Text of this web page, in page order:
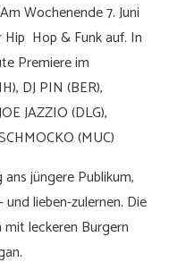
Wochenende 7. Juni
Hip Hop & Funk auf. In
Premiere im
DJ PIN (BER),
JAZZIO (DLG),
(MUC)
jüngere Publikum,
lieben-zulernen. Die
leckeren Burgern